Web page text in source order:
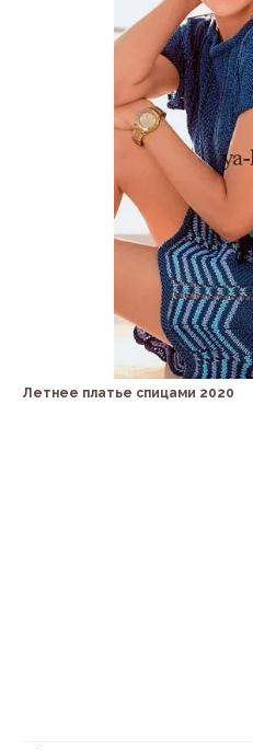
Летнее платье спицами 2020